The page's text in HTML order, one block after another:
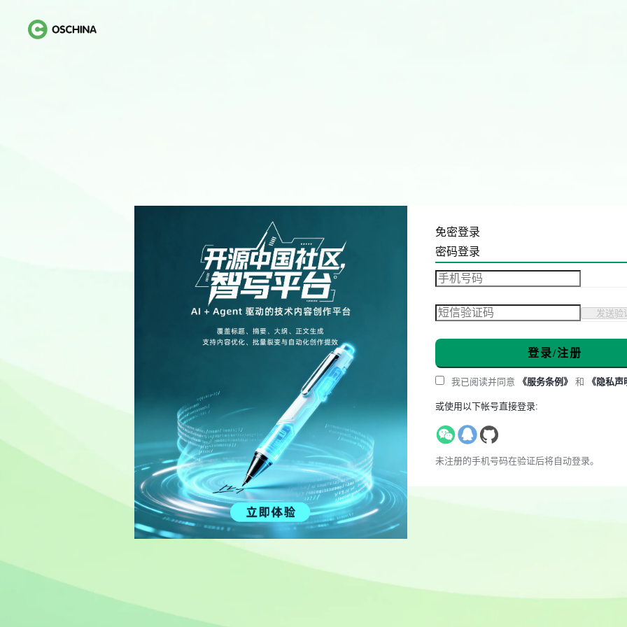
免密登录
密码登录
发送验
登录/注册
我已阅读并同意 《服务条例》 和 《隐私声
或使用以下帐号直接登录:
未注册的手机号码在验证后将自动登录。